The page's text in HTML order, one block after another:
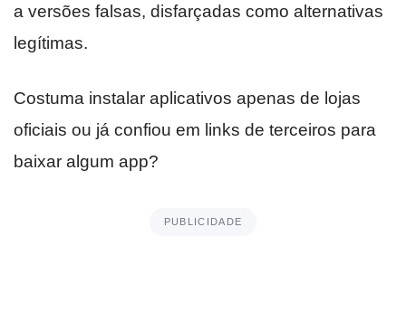
a versões falsas, disfarçadas como alternativas
legítimas.
Costuma instalar aplicativos apenas de lojas
oficiais ou já confiou em links de terceiros para
baixar algum app?
PUBLICIDADE